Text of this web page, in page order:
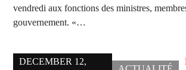
vendredi aux fonctions des ministres,
gouvernement. «…
DECEMBER 12,